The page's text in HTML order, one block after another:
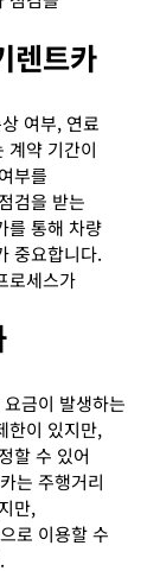
렌트카
여부, 연료
계약 기간이
부를
검을 받는
를 통해 차량
중요합니다.
로세스가
금이 발생하는
한이 있지만,
할 수 있어
는 주행거리
만,
로 이용할 수